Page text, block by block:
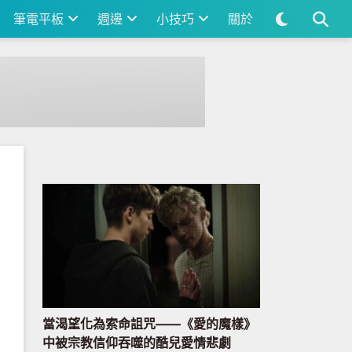
筆電平板 週邊 小技巧 關於
當渴望化為索命詛咒——《愛的魔樣》
中被宗教信仰吞噬的酷兒愛情悲劇